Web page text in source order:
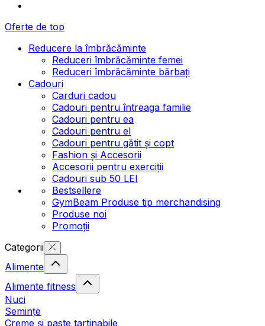
Oferte de top
Reducere la îmbrăcăminte
Reduceri îmbrăcăminte femei
Reduceri îmbrăcăminte bărbați
Cadouri
Carduri cadou
Cadouri pentru întreaga familie
Cadouri pentru ea
Cadouri pentru el
Cadouri pentru gătit și copt
Fashion și Accesorii
Accesorii pentru exerciții
Cadouri sub 50 LEI
Bestsellere
GymBeam Produse tip merchandising
Produse noi
Promoții
Categorii
Alimente
Alimente fitness
Nuci
Semințe
Creme și paste tartinabile